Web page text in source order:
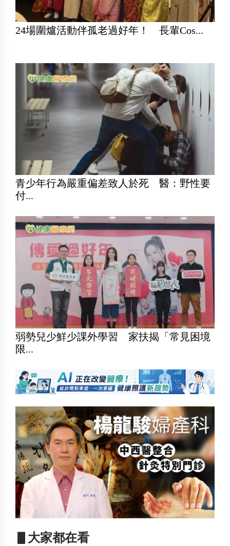
24場圍爐活動伴孤老過好年！ 長輩Cos...
青少年行為嚴重偏差致人於死 醫：野性要
付...
弱勢兒少鮮少課外學習 家扶揭「常見困境
限...
▋大家都在看